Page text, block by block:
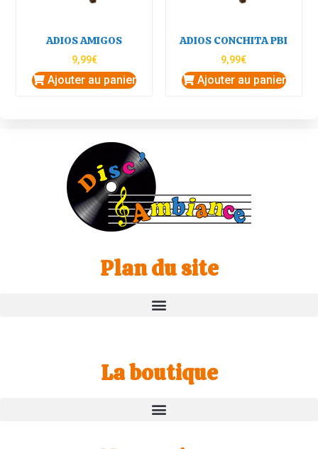
ADIOS AMIGOS
9,99€
Ajouter au panier
ADIOS CONCHITA PBI
9,99€
Ajouter au panier
Plan du site
La boutique